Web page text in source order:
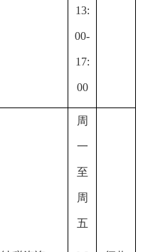
13:
00-
17:
00
周
一
至
周
五